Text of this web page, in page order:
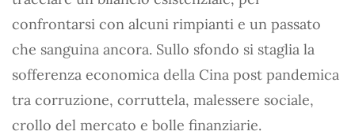
confrontarsi con alcuni rimpianti e un passato
che sanguina ancora. Sullo sfondo si staglia la
sofferenza economica della Cina post pandemica
tra corruzione, corruttela, malessere sociale,
crollo del mercato e bolle finanziarie.